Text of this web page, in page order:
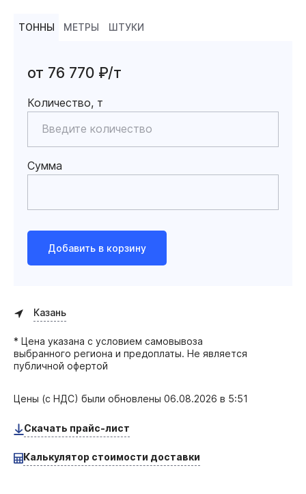
ТОННЫ МЕТРЫ ШТУКИ
от 76 770 ₽/т
Количество, т
Сумма
Добавить в корзину
Казань
* Цена указана с условием самовывоза
выбранного региона и предоплаты. Не является
публичной офертой
Цены (с НДС) были обновлены 06.08.2026 в 5:51
Скачать прайс-лист
Калькулятор стоимости доставки